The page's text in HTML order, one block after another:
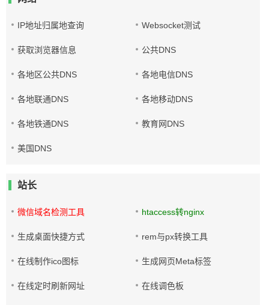
IP地址归属地查询 Websocket测试
获取浏览器信息 公共DNS
各地区公共DNS 各地电信DNS
各地联通DNS 各地移动DNS
各地铁通DNS 教育网DNS
美国DNS
站长
微信域名检测工具 htaccess转nginx
生成桌面快捷方式 rem与px转换工具
在线制作ico图标 生成网页Meta标签
在线定时刷新网址 在线调色板